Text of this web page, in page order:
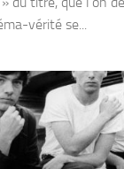
vérité se...